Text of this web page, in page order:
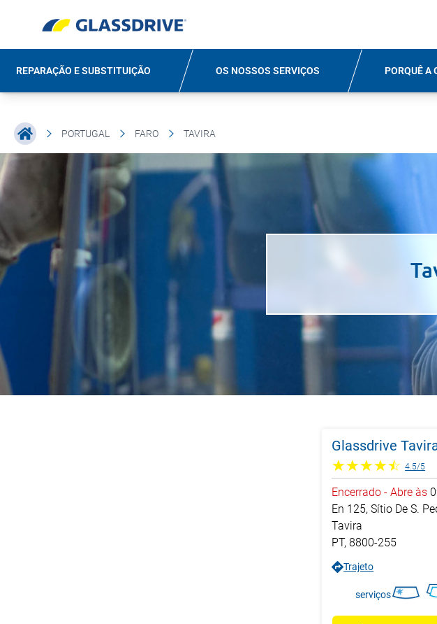
REPARAÇÃO E SUBSTITUIÇÃO OS NOSSOS SERVIÇOS PORQUÊ A
PORTUGAL FARO TAVIRA
Glassdrive
4.5/5
Encerrado -Abre às
En 125, Sítio De S.
Tavira
PT,8800-255
Trajeto
serviços